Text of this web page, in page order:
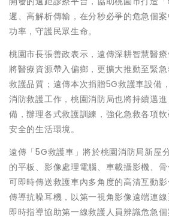
遲、高解析傳輸，在分秒必爭的危急個
功率，守護民眾生命。
桃園市長張善政表示，遠傳深耕智慧醫
將醫療資源帶入偏鄉，更擴大推動至緊
救護品質；遠傳本次捐贈5G救護車設備
消防救護工作，桃園消防局也將持續邁
備，辦理各式救護訓練，強化急救各項
安全的生活環境。
遠傳「5G救護車」將於桃園消防局新屋
的平板、影像處理電腦、車載攝影機、
可即時傳送救護車內多角度的高清互動
傳導抗噪耳機，以第一視角影像遠端連線
即時指導協助第一線救護人員辨識危急個